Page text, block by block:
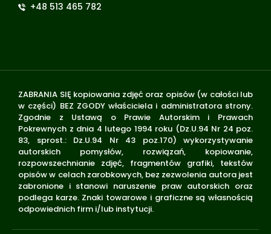
+48 513 465 782
ZABRANIA SIĘ kopiowania zdjęć oraz opisów (w całości lub
w części) BEZ ZGODY właściciela i administratora strony.
Zgodnie z Ustawą o Prawie Autorskim i Prawach
Pokrewnych z dnia 4 lutego 1994 roku (Dz.U.94 Nr 24 poz.
83, sprost.: Dz.U.94 Nr 43 poz.170) wykorzystywanie
autorskich pomysłów, rozwiązań, kopiowanie,
rozpowszechnianie zdjęć, fragmentów grafiki, tekstów
opisów w celach zarobkowych, bez zezwolenia autora jest
zabronione i stanowi naruszenie praw autorskich oraz
podlega karze. Znaki towarowe i graficzne są własnością
odpowiednich firm i/lub instytucji.